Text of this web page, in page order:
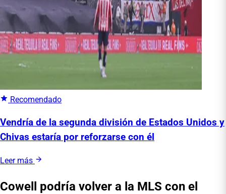
Recomendado
Vendría de la segunda división de Estados Unidos y
Chivas estaría por reforzarse con él
Leer más
Cowell podría volver a la MLS con el